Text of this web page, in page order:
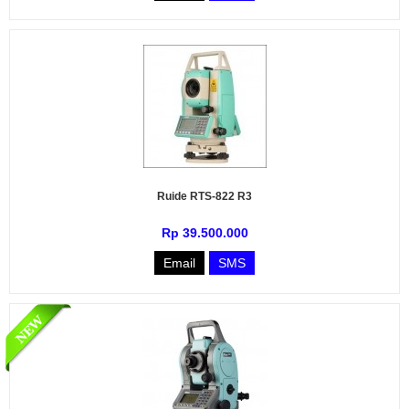
Ruide RTS-822 R3
Rp 39.500.000
Email SMS